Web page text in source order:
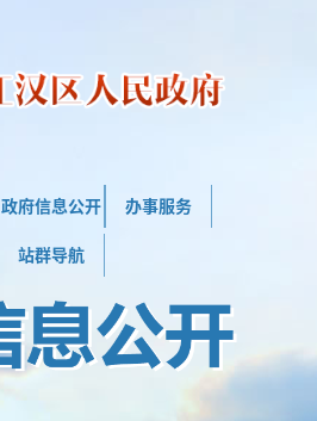
政府信息公开 办事服务
站群导航